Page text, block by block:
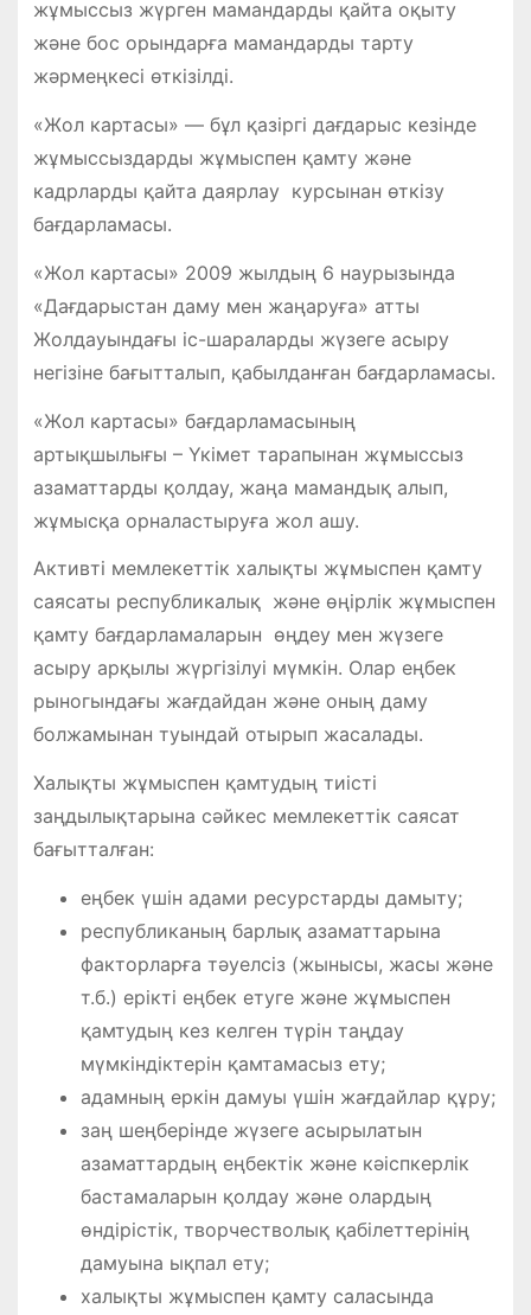
жұмыссыз жүрген мамандарды қайта оқыту
және бос орындарға мамандарды тарту
жәрмеңкесі өткізілді.
«Жол картасы» — бұл қазіргі дағдарыс кезінде
жұмыссыздарды жұмыспен қамту және
кадрларды қайта даярлау курсынан өткізу
бағдарламасы.
«Жол картасы» 2009 жылдың 6 наурызында
«Дағдарыстан даму мен жаңаруға» атты
Жолдауындағы іс-шараларды жүзеге асыру
негізіне бағытталып, қабылданған бағдарламасы.
«Жол картасы» бағдарламасының
артықшылығы – Үкімет тарапынан жұмыссыз
азаматтарды қолдау, жаңа мамандық алып,
жұмысқа орналастыруға жол ашу.
Активті мемлекеттік халықты жұмыспен қамту
саясаты республикалық және өңірлік жұмыспен
қамту бағдарламаларын өңдеу мен жүзеге
асыру арқылы жүргізілуі мүмкін. Олар еңбек
рыногындағы жағдайдан және оның даму
болжамынан туындай отырып жасалады.
Халықты жұмыспен қамтудың тиісті
заңдылықтарына сәйкес мемлекеттік саясат
бағытталған:
еңбек үшін адами ресурстарды дамыту;
республиканың барлық азаматтарына
факторларға тәуелсіз (жынысы, жасы және
т.б.) ерікті еңбек етуге және жұмыспен
қамтудың кез келген түрін таңдау
мүмкіндіктерін қамтамасыз ету;
адамның еркін дамуы үшін жағдайлар құру;
заң шеңберінде жүзеге асырылатын
азаматтардың еңбектік және кәіспкерлік
бастамаларын қолдау және олардың
өндірістік, творчестволық қабілеттерінің
дамуына ықпал ету;
халықты жұмыспен қамту саласында